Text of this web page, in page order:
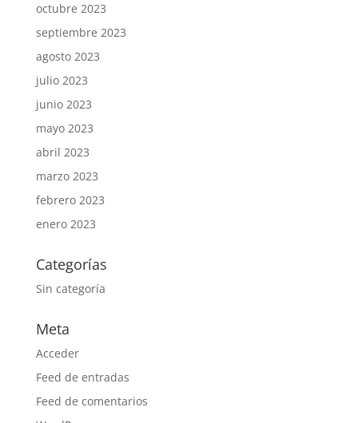
octubre 2023
septiembre 2023
agosto 2023
julio 2023
junio 2023
mayo 2023
abril 2023
marzo 2023
febrero 2023
enero 2023
Categorías
Sin categoría
Meta
Acceder
Feed de entradas
Feed de comentarios